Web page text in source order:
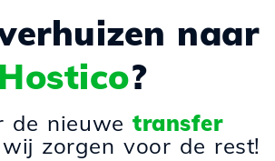
naar
Hostico?
de nieuwetransfer
zorgen voor de rest!